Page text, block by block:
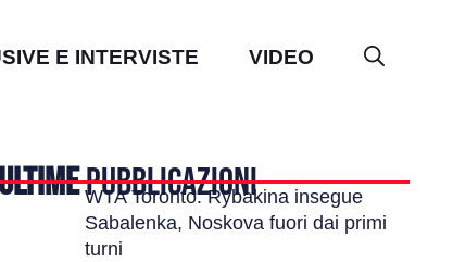
E INTERVISTE VIDEO
PUBBLICAZIONI
WTA Toronto: Rybakina insegue
Sabalenka, Noskova fuori dai primi
turni